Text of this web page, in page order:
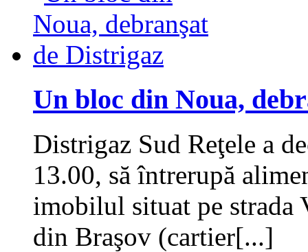
Un bloc din Noua,
Distrigaz Sud Reţele a
13.00, să întrerupă
imobilul situat pe strada
din Braşov (cartier[...]